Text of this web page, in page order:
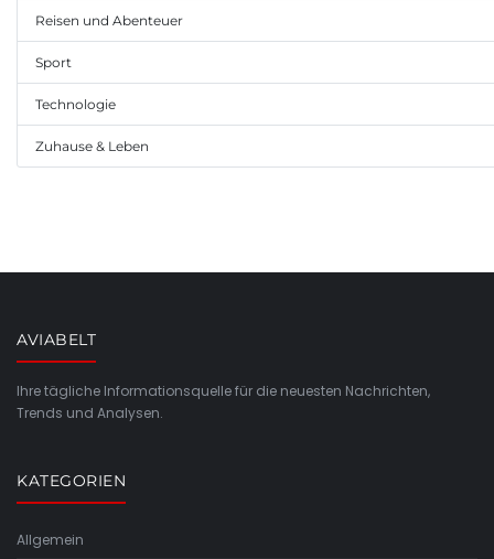
Reisen und Abenteuer
Sport
Technologie
Zuhause & Leben
AVIABELT
Ihre tägliche Informationsquelle für die neuesten Nachrichten,
Trends und Analysen.
KATEGORIEN
Allgemein